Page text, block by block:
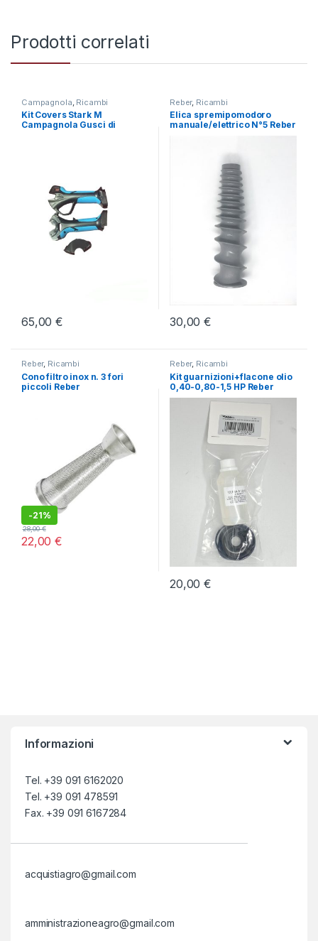
Prodotti correlati
Campagnola Ricambi
Kit Covers Stark M
Campagnola Gusci di
65,00€
Reber, Ricambi
Elica spremipomodoro
manuale/elettrico N°5 Reber
30,00€
Reber, Ricambi
Cono filtro inox n. 3 fori
piccoli Reber
-21%
22,00€
28,00€
Reber, Ricambi
Kit guarnizioni+flacone olio
0,40-0,80-1,5 HP Reber
20,00€
Informazioni
Tel. +39 091 6162020
Tel. +39 091 478591
Fax. +39 091 6167284
acquistiagro@gmail.com
amministrazioneagro@gmail.com